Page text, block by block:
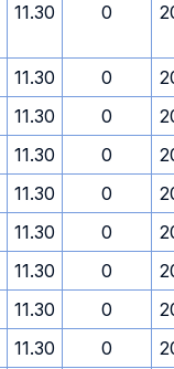
11.30 0
11.30 0
11.30 0
11.30 0
11.30 0
11.30 0
11.30 0
11.30 0
11.30 0